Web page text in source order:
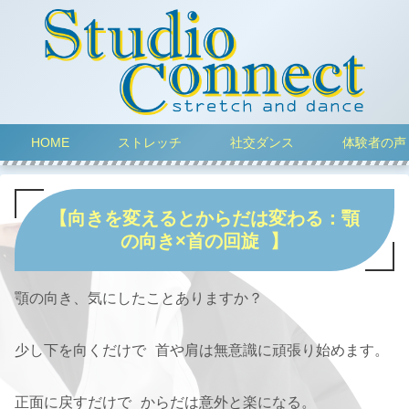
HOME ストレッチ 社交ダンス 体験者の声
【向きを変えるとからだは変わる：顎
の向き×首の回旋 】
顎の向き、気にしたことありますか？
少し下を向くだけで 首や肩は無意識に頑張り始めます。
正面に戻すだけで からだは意外と楽になる。